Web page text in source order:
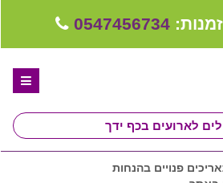
0547456734
לארועים בכף ידך
פנויים בהנחות